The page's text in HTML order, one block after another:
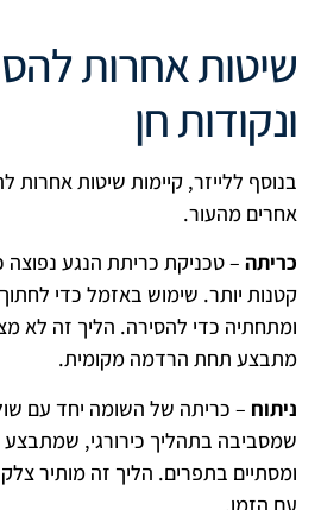
שיטות אחרות
ונקודות חן
בנוסף ללייזר, קיימות שיטות אחרות
אחרים מהעור.
כריתה – טכניקת כריתת הנגע נפוצה
קטנות יותר. שימוש באזמל כדי
ומתחתיה כדי להסירה. הליך זה לא
מתבצע תחת הרדמה מקומית.
ניתוח – כריתה של השומה יחד עם
שמסביבה בתהליך כירורגי,
ומסתיים בתפרים. הליך זה מותיר
עם הזמן.